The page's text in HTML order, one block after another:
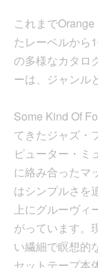
これまで
たレーベルから
の多様なカタロ
ーは、ジャンル
Some Kind Of
てきたジャズ・
ピューター・ミ
に絡み合ったマ
はシンプルさを
上にグルーヴ
がっています。
い繊細で瞑想的